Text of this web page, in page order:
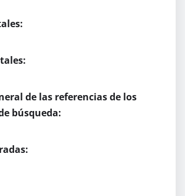
de las referencias de los
búsqueda: